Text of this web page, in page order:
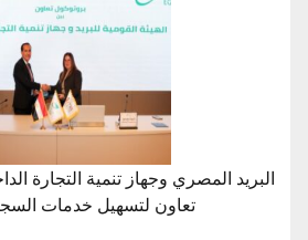
البريد المصري وجهاز تنمية التجارة
تعاون لتسهيل خدمات